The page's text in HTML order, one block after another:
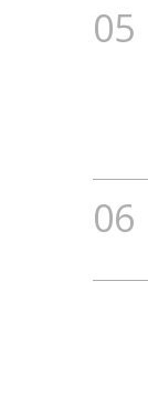
05
06